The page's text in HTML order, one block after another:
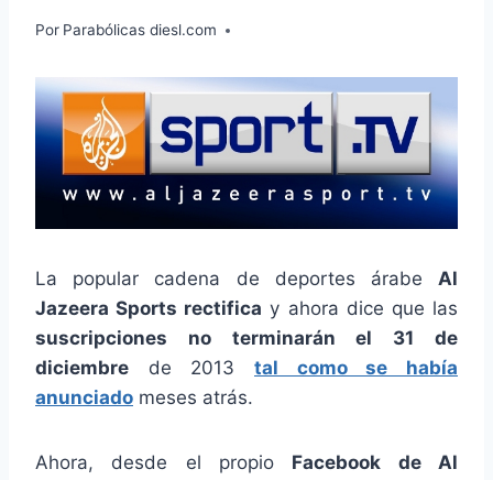
Por Parabólicas diesl.com
La popular cadena de deportes árabe Al
Jazeera Sports rectifica y ahora dice que las
suscripciones no terminarán el 31 de
diciembre de 2013 tal como se había
anunciado meses atrás.
Ahora, desde el propio Facebook de Al